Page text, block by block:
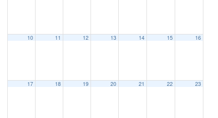
10 11 12 13 14 15 16
17 18 19 20 21 22 23